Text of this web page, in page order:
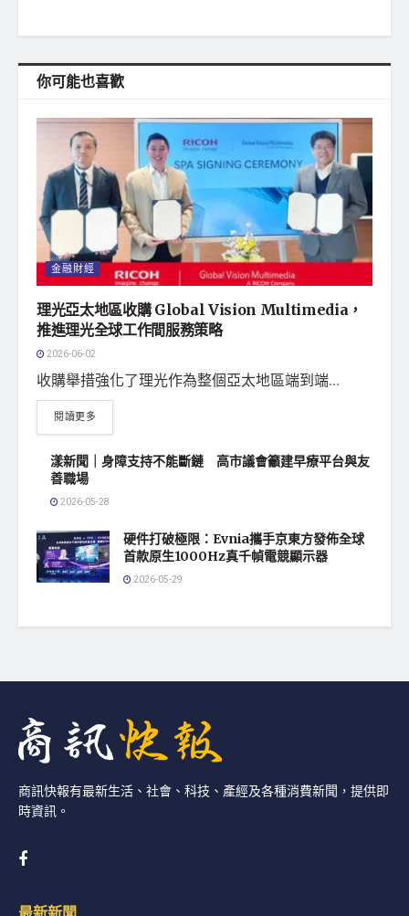
你可能也喜歡
金融財經
理光亞太地區收購 Global Vision Multimedia，
推進理光全球工作間服務策略
2026-06-02
收購舉措強化了理光作為整個亞太地區端到端...
閱讀更多
漾新聞｜身障支持不能斷鏈 高市議會籲建早療平台與友
善職場
2026-05-28
硬件打破極限：Evnia攜手京東方發佈全球
首款原生1000Hz真千幀電競顯示器
2026-05-29
商訊快報有最新生活、社會、科技、產經及各種消費新聞，提供即
時資訊。